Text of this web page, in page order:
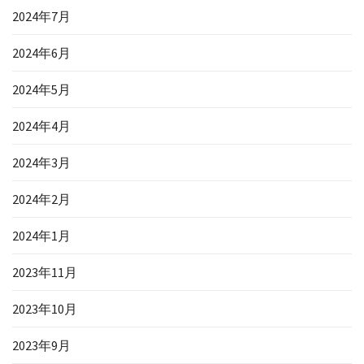
2024年7月
2024年6月
2024年5月
2024年4月
2024年3月
2024年2月
2024年1月
2023年11月
2023年10月
2023年9月